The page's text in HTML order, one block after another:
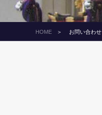
HOME お問い合わせ